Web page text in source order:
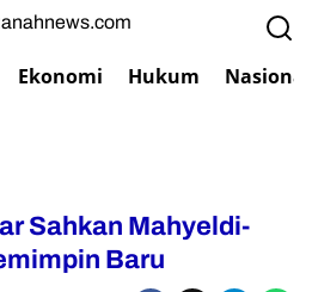
Ekonomi Hukum Nasional
Sahkan Mahyeldi-
Baru